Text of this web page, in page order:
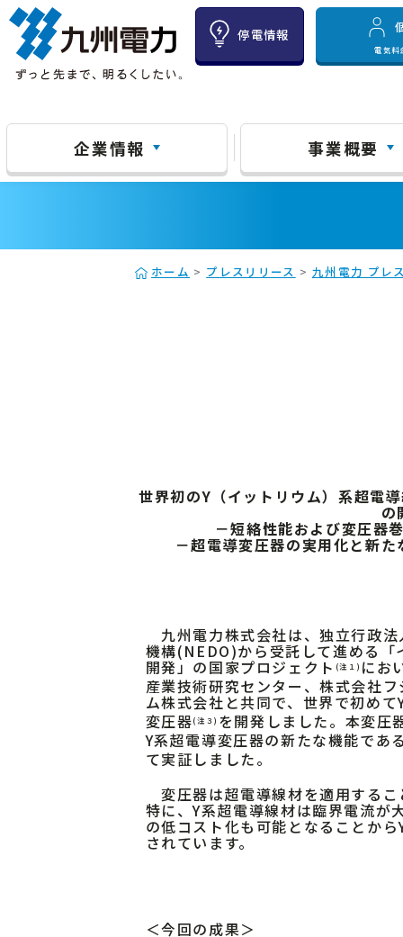
停電情報
電気料
企業情報 事業概要
ホーム > プレスリリース > 九州電力 プレ
世界初のY（イットリウム）系超電
の
－短絡性能および変圧器
－超電導変圧器の実用化と新
九州電力株式会社は、独立行政
機構(NEDO)から受託して進める
開発」の国家プロジェクト (注１) にお
産業技術研究センター、株式会社
ム株式会社と共同で、世界で初め
変圧器(注３) を開発しました。本変圧
Y系超電導変圧器の新たな機能であ
て実証しました。
変圧器は超電導線材を適用する
特に、Y系超電導線材は臨界電流が
の低コスト化も可能となることか
されています。
＜今回の成果＞